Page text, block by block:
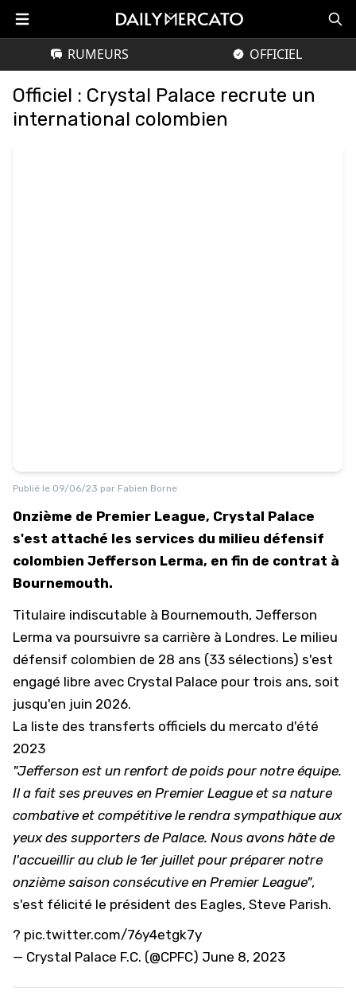
RUMEURS OFFICIEL
Officiel : Crystal Palace recrute un
international colombien
Publié le 09/06/23 par Fabien Borne
Onzième de Premier League, Crystal Palace
s'est attaché les services du milieu défensif
colombien Jefferson Lerma, en fin de contrat à
Bournemouth.
Titulaire indiscutable à Bournemouth, Jefferson
Lerma va poursuivre sa carrière à Londres. Le milieu
défensif colombien de 28 ans (33 sélections) s'est
engagé libre avec Crystal Palace pour trois ans, soit
jusqu'en juin 2026.
La liste des transferts officiels du mercato d'été
2023
"Jefferson est un renfort de poids pour notre équipe.
Il a fait ses preuves en Premier League et sa nature
combative et compétitive le rendra sympathique aux
yeux des supporters de Palace. Nous avons hâte de
l'accueillir au club le 1er juillet pour préparer notre
onzième saison consécutive en Premier League",
s'est félicité le président des Eagles, Steve Parish.
? pic.twitter.com/76y4etgk7y
— Crystal Palace F.C. (@CPFC) June 8, 2023